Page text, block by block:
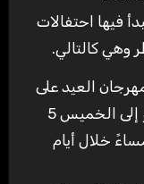
فيها احتفالات
وهي كالتالي.
العيد على
كورنيش الدوحة من الثلاثاء 3 مايو إلى الخميس 5
الساعة 4 مساءً. حتى 11 مساءً خلال أيام